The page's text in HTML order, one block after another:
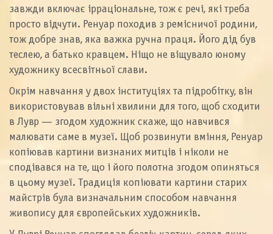
завжди включає ірраціональне, тож є речі, які треба
просто відчути. Ренуар походив з ремісничої родини,
тож добре знав, яка важка ручна праця. Його дід був
теслею, а батько кравцем. Ніщо не віщувало юному
художнику всесвітньої слави.
Окрім навчання у двох інституціях та підробітку, він
використовував вільні хвилини для того, щоб сходити
в Лувр — згодом художник скаже, що навчився
малювати саме в музеї. Щоб розвинути вміння, Ренуар
копіював картини визнаних митців і ніколи не
сподівався на те, що і його полотна згодом опиняться
в цьому музеї. Традиція копіювати картини старих
майстрів була визначальним способом навчання
живопису для європейських художників.